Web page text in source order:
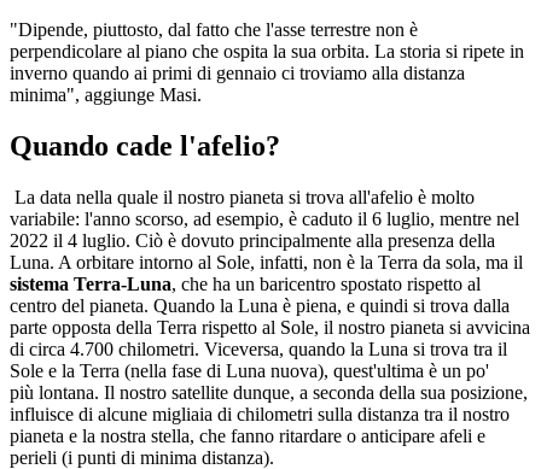
"Dipende, piuttosto, dal fatto che l'asse terrestre non è
perpendicolare al piano che ospita la sua orbita. La storia si ripete in
inverno quando ai primi di gennaio ci troviamo alla distanza
minima", aggiunge Masi.
Quando cade l'afelio?
La data nella quale il nostro pianeta si trova all'afelio è molto
variabile: l'anno scorso, ad esempio, è caduto il 6 luglio, mentre nel
2022 il 4 luglio. Ciò è dovuto principalmente alla presenza della
Luna. A orbitare intorno al Sole, infatti, non è la Terra da sola, ma il
sistema Terra-Luna, che ha un baricentro spostato rispetto al
centro del pianeta. Quando la Luna è piena, e quindi si trova dalla
parte opposta della Terra rispetto al Sole, il nostro pianeta si avvicina
di circa 4.700 chilometri. Viceversa, quando la Luna si trova tra il
Sole e la Terra (nella fase di Luna nuova), quest'ultima è un po'
più lontana. Il nostro satellite dunque, a seconda della sua posizione,
influisce di alcune migliaia di chilometri sulla distanza tra il nostro
pianeta e la nostra stella, che fanno ritardare o anticipare afeli e
perieli (i punti di minima distanza).